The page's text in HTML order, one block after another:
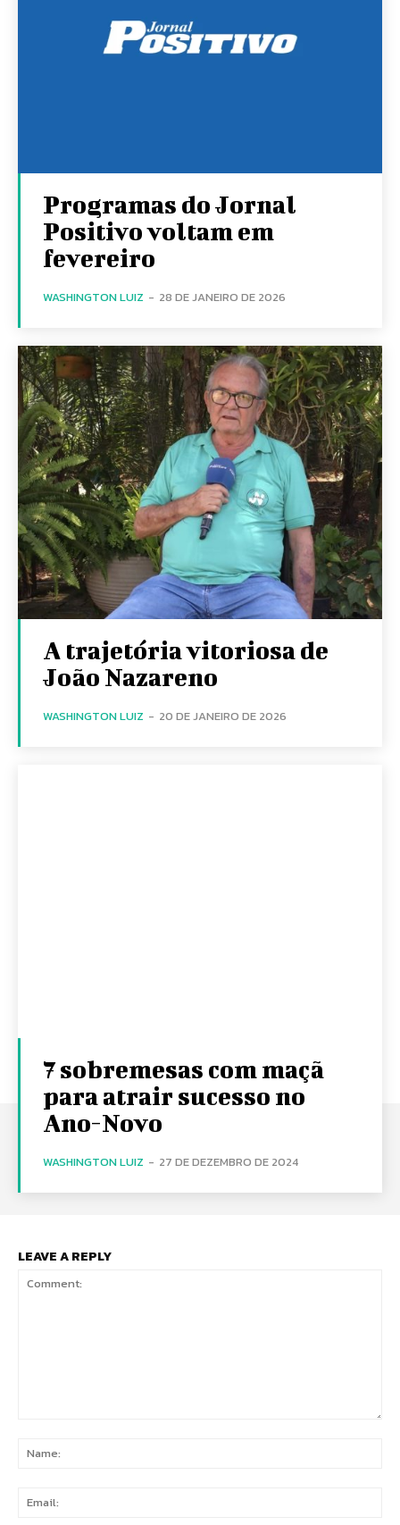
Programas do Jornal
Positivo voltam em
fevereiro
WASHINGTON LUIZ - 28 DE JANEIRO DE 2026
A trajetória vitoriosa de
João Nazareno
WASHINGTON LUIZ - 20 DE JANEIRO DE 2026
7 sobremesas com maçã
para atrair sucesso no
Ano-Novo
WASHINGTON LUIZ - 27 DE DEZEMBRO DE 2024
LEAVE A REPLY